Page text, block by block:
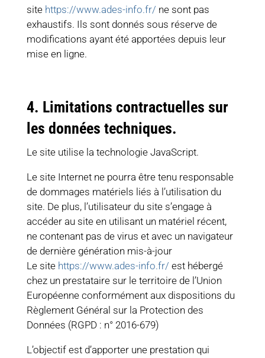
site https://www.ades-info.fr/ ne sont pas
exhaustifs. Ils sont donnés sous réserve de
modifications ayant été apportées depuis leur
mise en ligne.
4. Limitations contractuelles sur
les données techniques.
Le site utilise la technologie JavaScript.
Le site Internet ne pourra être tenu responsable
de dommages matériels liés à l’utilisation du
site. De plus, l’utilisateur du site s’engage à
accéder au site en utilisant un matériel récent,
ne contenant pas de virus et avec un navigateur
de dernière génération mis-à-jour
Le site https://www.ades-info.fr/ est hébergé
chez un prestataire sur le territoire de l’Union
Européenne conformément aux dispositions du
Règlement Général sur la Protection des
Données (RGPD : n° 2016-679)
L’objectif est d’apporter une prestation qui